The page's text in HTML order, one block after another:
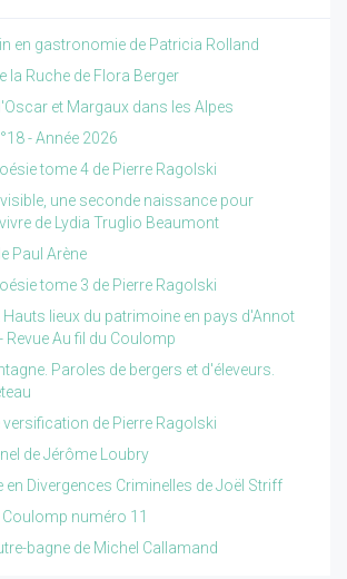
en gastronomie de Patricia Rolland
la Ruche de Flora Berger
et Margaux dans les Alpes
- Année 2026
tome 4 de Pierre Ragolski
une seconde naissance pour
de Lydia Truglio Beaumont
Paul Arène
tome 3 de Pierre Ragolski
Hauts lieux du patrimoine en pays d'Annot
Revue Au fil du Coulomp
Paroles de bergers et d'éleveurs.
versification de Pierre Ragolski
de Jérôme Loubry
en Divergences Criminelles de Joël Striff
Coulomp numéro 11
bagne de Michel Callamand